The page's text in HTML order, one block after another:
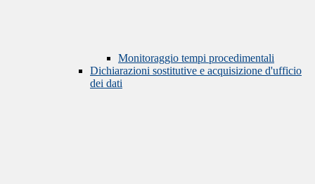
Monitoraggio tempi procedimentali
Dichiarazioni sostitutive e acquisizione d'ufficio
dei dati